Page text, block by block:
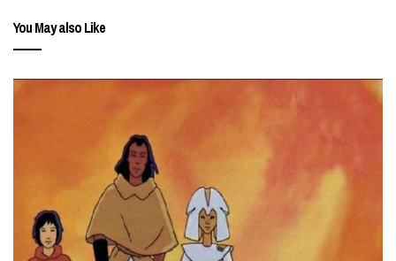
You May also Like